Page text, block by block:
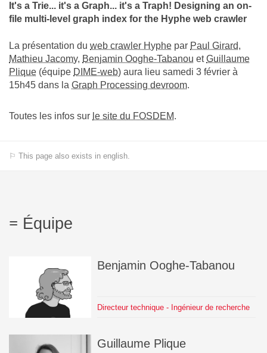
It's a Trie... it's a Graph... it's a Traph! Designing an on-
file multi-level graph index for the Hyphe web crawler
La présentation du web crawler Hyphe par Paul Girard,
Mathieu Jacomy, Benjamin Ooghe-Tabanou etGuillaume
Plique (équipe DIME-web) aura lieu samedi 3 février à
15h45 dans la Graph Processing devroom.
Toutes les infos sur le site du FOSDEM.
⚐ This page also exists in english.
Équipe
Benjamin Ooghe-Tabanou
Directeur technique - Ingénieur de recherche
Guillaume Plique